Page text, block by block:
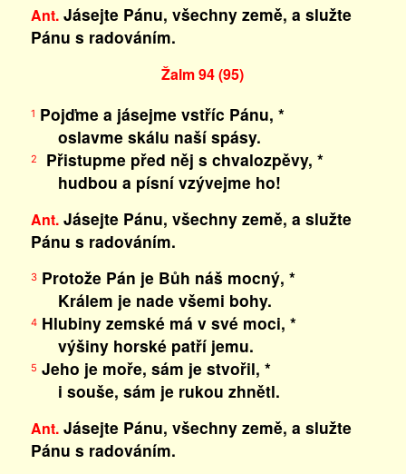
Ant.Jásejte Pánu, všechny země, a služte
Pánu s radováním.
Žalm 94 (95)
1 Pojďme a jásejme vstříc Pánu, *
oslavme skálu naší spásy.
2
Přistupme před něj s chvalozpěvy, *
hudbou a písní vzývejme ho!
Ant.Jásejte Pánu, všechny země, a služte
Pánu s radováním.
3Protože Pán je Bůh náš mocný, *
Králem je nade všemi bohy.
4Hlubiny zemské má v své moci, *
výšiny horské patří jemu.
5 Jeho je moře, sám je stvořil, *
i souše, sám je rukou zhnětl.
Ant.Jásejte Pánu, všechny země, a služte
Pánu s radováním.